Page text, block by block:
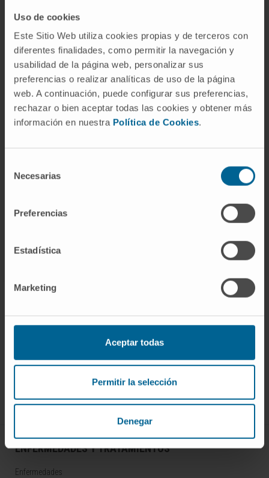
Uso de cookies
Este Sitio Web utiliza cookies propias y de terceros con
diferentes finalidades, como permitir la navegación y
usabilidad de la página web, personalizar sus
preferencias o realizar analíticas de uso de la página
web. A continuación, puede configurar sus preferencias,
rechazar o bien aceptar todas las cookies y obtener más
información en nuestra Política de Cookies.
Necesarias
Preferencias
Estadística
Marketing
Aceptar todas
Permitir la selección
Denegar
escritos en congresos.
Premio Doctor Vicente Pozuelo Escudero a
¡Únete a nuestra comunidad!
SUSCRIBIRSE
ENFERMEDADES Y TRATAMIENTOS
Enfermedades